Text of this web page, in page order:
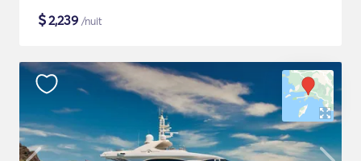
$2,239 /nuit